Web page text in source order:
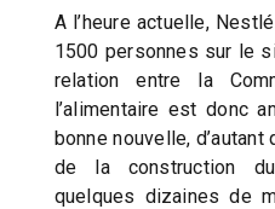
A l’heure actuelle,
1500 personnes sur le
relation entre la
l’alimentaire est donc
bonne nouvelle,
de la construction
quelques dizaines de